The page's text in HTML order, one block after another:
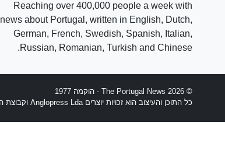
Reaching over 400,000 people a week with
news about Portugal, written in English, Dutch,
German, French, Swedish, Spanish, Italian,
Russian, Romanian, Turkish and Chinese.
© 2026 The Portugal News - הוקמה 1977
כל התוכן והעיצוב הוא זכויות יוצרים Anglopress Lda וקבוצת החדשות של עיתונים